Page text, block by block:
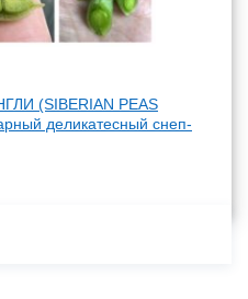
(SIBERIAN PEAS
деликатесный снеп-